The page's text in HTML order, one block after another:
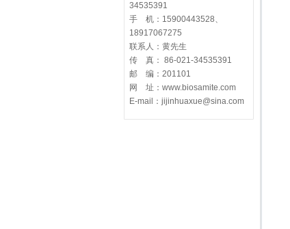
34535391
手 机：15900443528、
18917067275
联系人：黄先生
传 真： 86-021-34535391
邮 编：201101
网 址：www.biosamite.com
E-mail：jijinhuaxue@sina.com